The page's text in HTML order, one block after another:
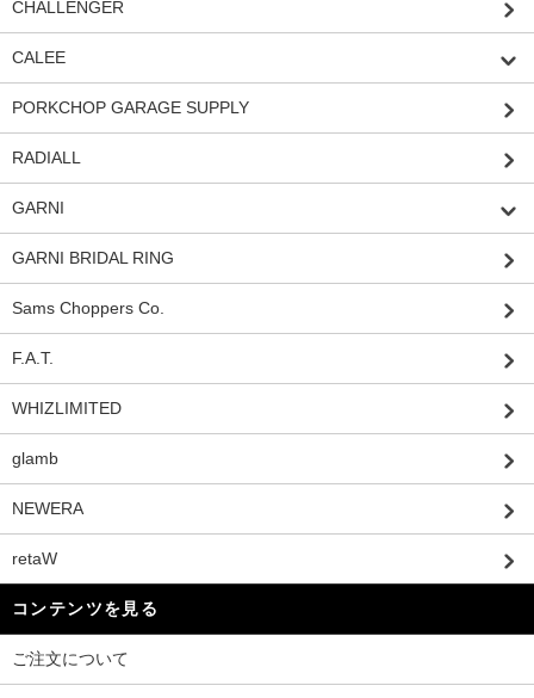
CHALLENGER
CALEE
PORKCHOP GARAGE SUPPLY
RADIALL
GARNI
GARNI BRIDAL RING
Sams Choppers Co.
F.A.T.
WHIZLIMITED
glamb
NEWERA
retaW
コンテンツを見る
ご注文について